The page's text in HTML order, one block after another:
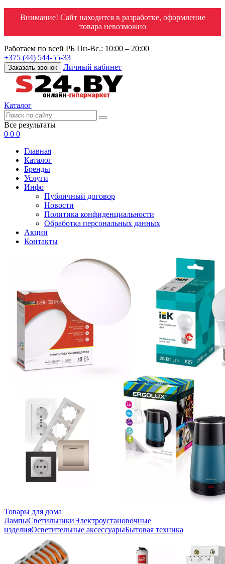
Внимание! Сайт находится в разработке, оформление
товара невозможно
Работаем по всей РБ Пн-Вс.: 10:00 – 20:00
+375 (44) 544-55-33
Заказать звонок Личный кабинет
Каталог
Все результаты
0 0 0
Главная
Каталог
Бренды
Услуги
Инфо
Публичный договор
Новости
Политика конфиденциальности
Обработка персональных данных
Акции
Контакты
Товары для дома
ЛампыСветильникиЭлектроустановочные
изделияОсветительные аксессуарыБытовая техника